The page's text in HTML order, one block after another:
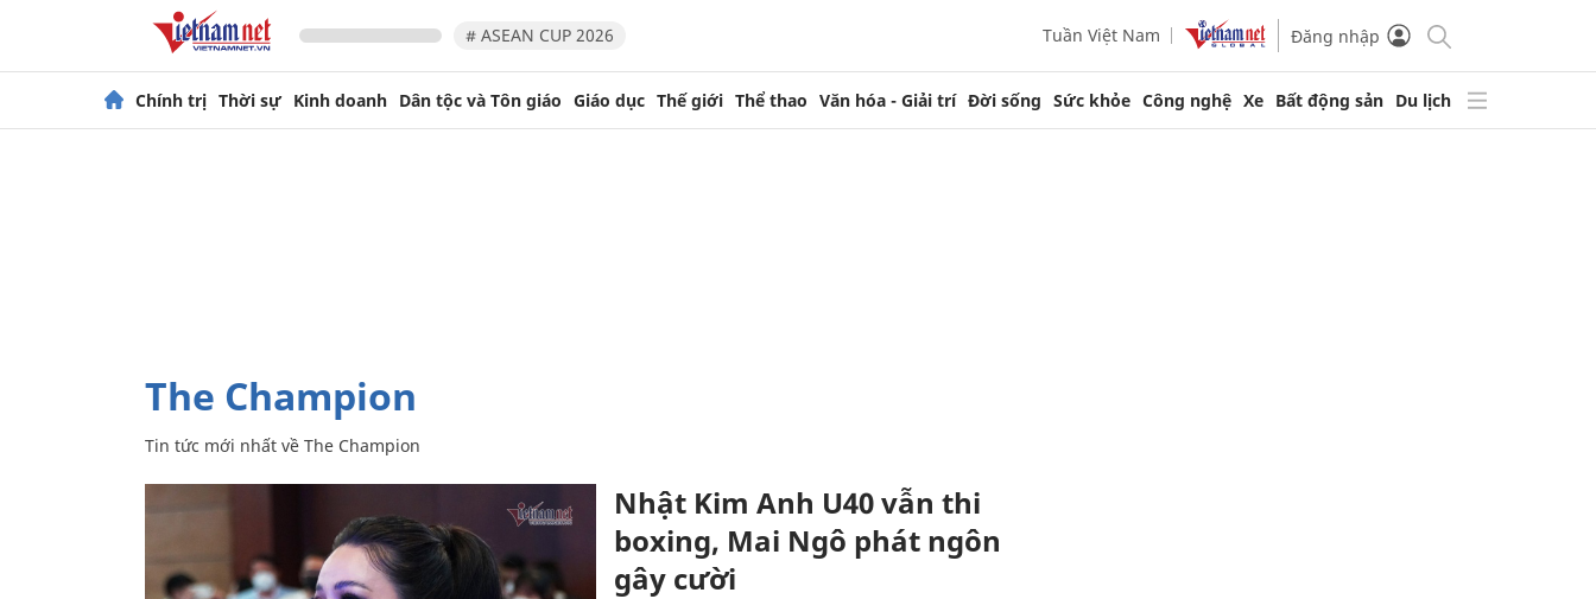
# ASEAN CUP 2026 Tuần Việt Nam Đăng nhập
Chính trị Thời sự Kinh doanh Dân tộc và Tôn giáo Giáo dục Thế giới Thể thao Văn hóa - Giải trí Đời sống Sức khỏe Công nghệ Xe Bất động sản Du lịch
The Champion
Tin tức mới nhất về The Champion
Nhật Kim Anh U40 vẫn thi
boxing, Mai Ngô phát ngôn
gây cười